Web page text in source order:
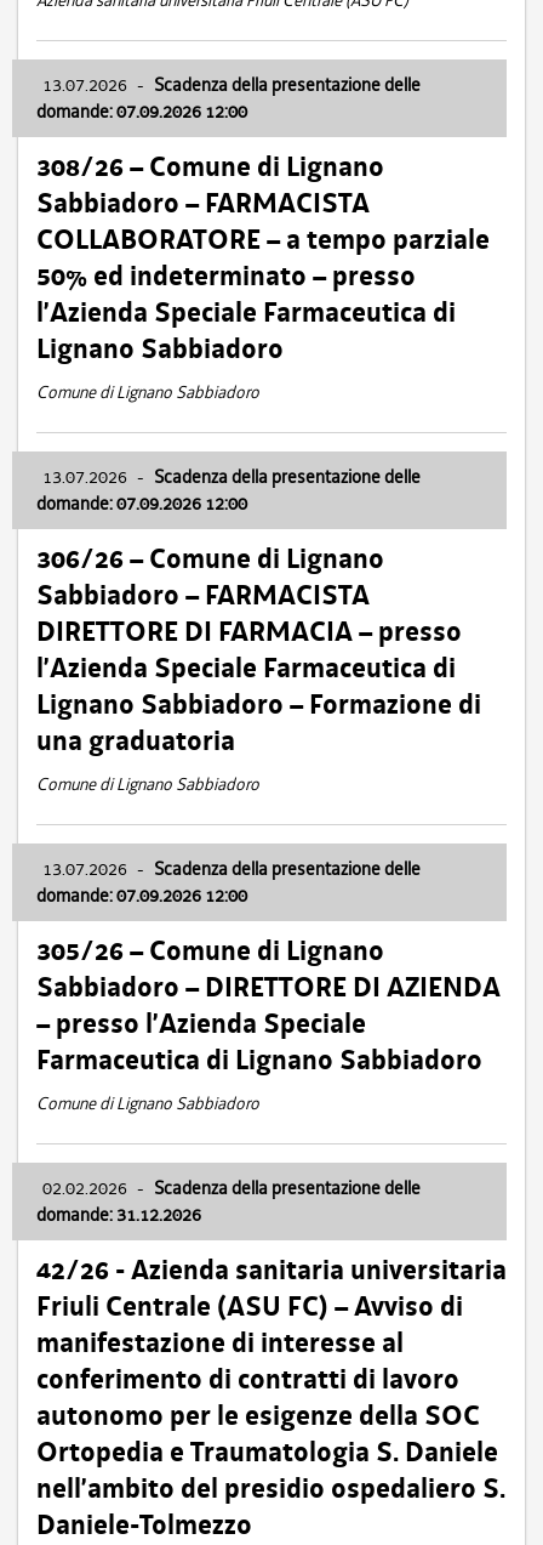
13.07.2026 - Scadenza della presentazione delle
domande: 07.09.2026 12:00
308/26 – Comune di Lignano
Sabbiadoro – FARMACISTA
COLLABORATORE – a tempo parziale
50% ed indeterminato – presso
l’Azienda Speciale Farmaceutica di
Lignano Sabbiadoro
Comune di Lignano Sabbiadoro
13.07.2026 - Scadenza della presentazione delle
domande: 07.09.2026 12:00
306/26 – Comune di Lignano
Sabbiadoro – FARMACISTA
DIRETTORE DI FARMACIA – presso
l’Azienda Speciale Farmaceutica di
Lignano Sabbiadoro – Formazione di
una graduatoria
Comune di Lignano Sabbiadoro
13.07.2026 - Scadenza della presentazione delle
domande: 07.09.2026 12:00
305/26 – Comune di Lignano
Sabbiadoro – DIRETTORE DI AZIENDA
– presso l’Azienda Speciale
Farmaceutica di Lignano Sabbiadoro
Comune di Lignano Sabbiadoro
02.02.2026 - Scadenza della presentazione delle
domande: 31.12.2026
42/26 - Azienda sanitaria universitaria
Friuli Centrale (ASU FC) – Avviso di
manifestazione di interesse al
conferimento di contratti di lavoro
autonomo per le esigenze della SOC
Ortopedia e Traumatologia S. Daniele
nell’ambito del presidio ospedaliero S.
Daniele-Tolmezzo